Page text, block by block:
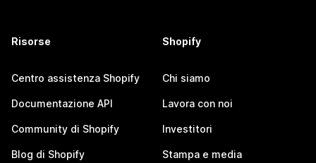
Risorse
Centro assistenza Shopify
Documentazione API
Community di Shopify
Blog di Shopify
Shopify
Chi siamo
Lavora con noi
Investitori
Stampa e media